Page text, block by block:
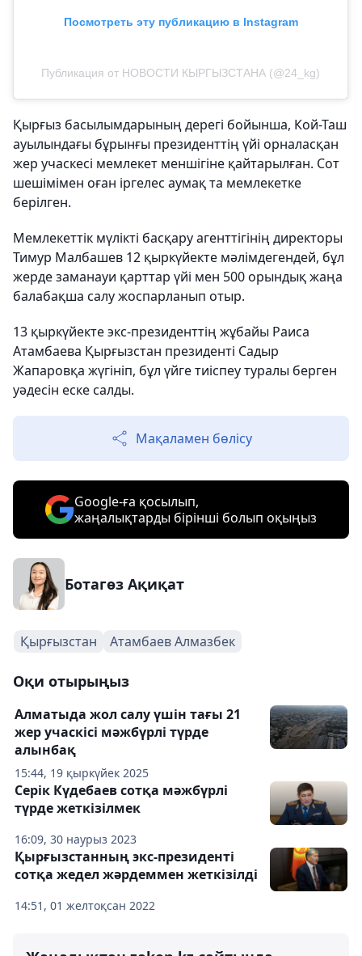
Посмотреть эту публикацию в Instagram
Публикация от НОВОСТИ КЫРГЫЗСТАНА (@24_kg)
Қырғыз басылымдарының дерегі бойынша, Кой-Таш
ауылындағы бұрынғы президенттің үйі орналасқан
жер учаскесі мемлекет меншігіне қайтарылған. Сот
шешімімен оған іргелес аумақ та мемлекетке
берілген.
Мемлекеттік мүлікті басқару агенттігінің директоры
Тимур Малбашев 12 қыркүйекте мәлімдегендей, бұл
жерде заманауи қарттар үйі мен 500 орындық жаңа
балабақша салу жоспарланып отыр.
13 қыркүйекте экс-президенттің жұбайы Раиса
Атамбаева Қырғызстан президенті Садыр
Жапаровқа жүгініп, бұл үйге тиіспеу туралы берген
уәдесін еске салды.
Мақаламен бөлісу
Google-ға қосылып,
жаңалықтарды бірінші болып оқыңыз
Ботагөз Ақиқат
Қырғызстан Атамбаев Алмазбек
Оқи отырыңыз
15:44, 19 қыркүйек 2025
Алматыда жол салу үшін тағы 21
жер учаскісі мәжбүрлі түрде
алынбақ
16:09, 30 наурыз 2023
Серік Күдебаев сотқа мәжбүрлі
түрде жеткізілмек
14:51, 01 желтоқсан 2022
Қырғызстанның экс-президенті
сотқа жедел жәрдеммен жеткізілді